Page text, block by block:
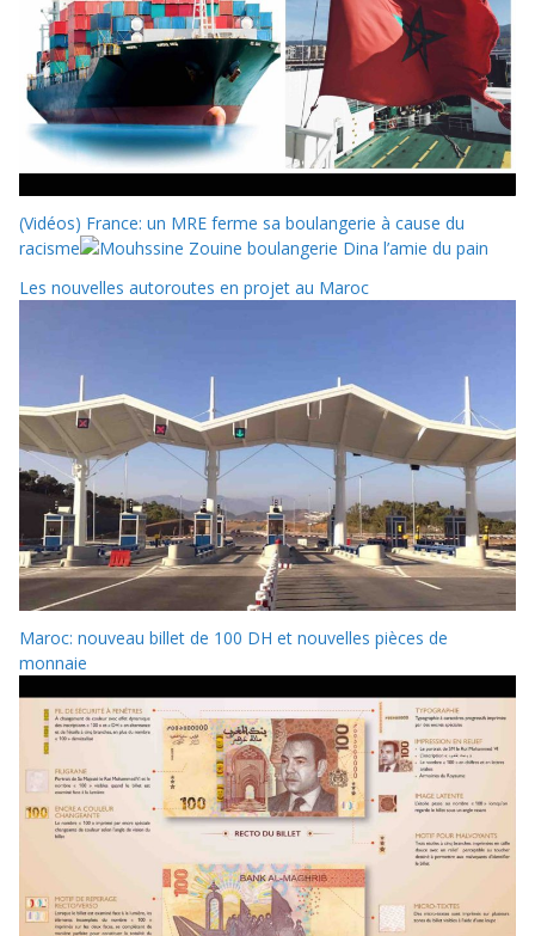
(Vidéos) France: un MRE ferme sa boulangerie à cause du
racisme
Les nouvelles autoroutes en projet au Maroc
Maroc: nouveau billet de 100 DH et nouvelles pièces de
monnaie